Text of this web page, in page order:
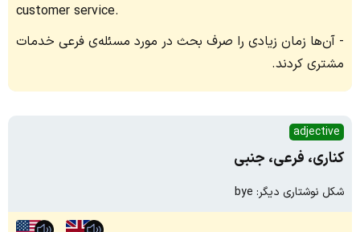
customer service.
آن‌ها زمان زیادی را صرف بحث در مورد مسئله‌ی فرعی خدمات
مشتری کردند.
adjective
کناری، فرعی، جنبی
شکل نوشتاری دیگر: bye